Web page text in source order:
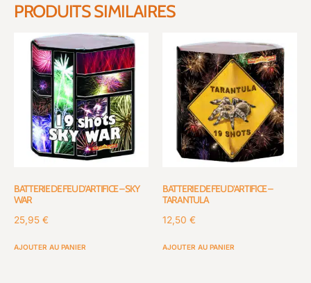
PRODUITS SIMILAIRES
BATTERIE DE FEU D’ARTIFICE – SKY
WAR
25,95 €
AJOUTER AU PANIER
BATTERIE DE FEU D’ARTIFICE –
TARANTULA
12,50 €
AJOUTER AU PANIER